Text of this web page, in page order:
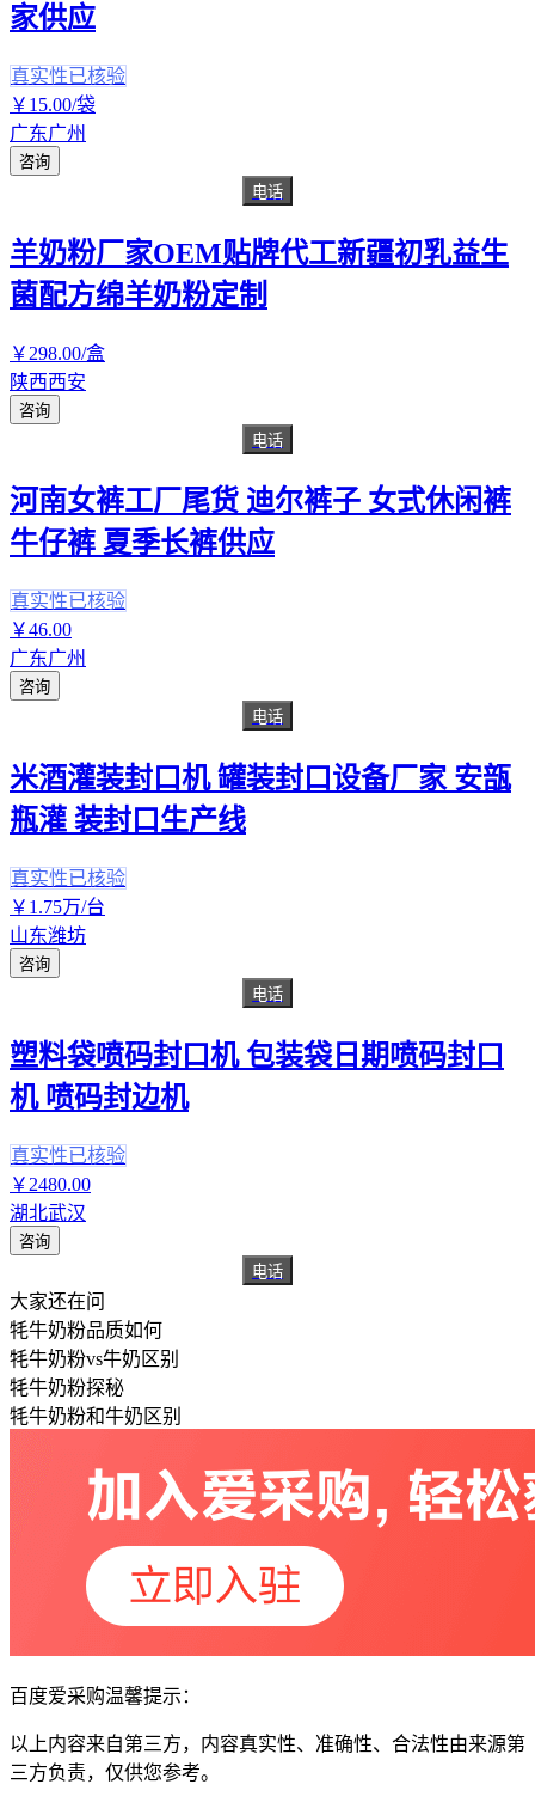
家供应
真实性已核验
￥ 15.00/袋
广东广州
咨询
电话
羊奶粉厂家OEM贴牌代工新疆初乳益生
菌配方绵羊奶粉定制
￥ 298.00/盒
陕西西安
咨询
电话
河南女裤工厂尾货 迪尔裤子 女式休闲裤
牛仔裤 夏季长裤供应
真实性已核验
￥46.00
广东广州
咨询
电话
米酒灌装封口机 罐装封口设备厂家 安瓿
瓶灌 装封口生产线
真实性已核验
￥ 1 .75万/台
山东潍坊
咨询
电话
塑料袋喷码封口机 包装袋日期喷码封口
机 喷码封边机
真实性已核验
￥ 2480.00
湖北武汉
咨询
电话
大家还在问
牦牛奶粉品质如何
牦牛奶粉vs牛奶区别
牦牛奶粉探秘
牦牛奶粉和牛奶区别
百度爱采购温馨提示：
以上内容来自第三方，内容真实性、准确性、合法性由来源第
三方负责，仅供您参考。